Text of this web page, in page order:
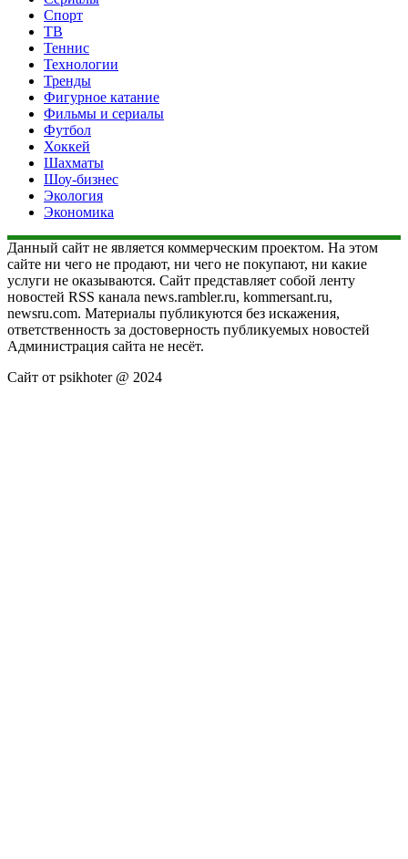
Спорт
ТВ
Теннис
Технологии
Тренды
Фигурное катание
Фильмы и сериалы
Футбол
Хоккей
Шахматы
Шоу-бизнес
Экология
Экономика
Данный сайт не является коммерческим проектом. На этом
сайте ни чего не продают, ни чего не покупают, ни какие
услуги не оказываются. Сайт представляет собой ленту
новостей RSS канала news.rambler.ru, kommersant.ru,
newsru.com. Материалы публикуются без искажения,
ответственность за достоверность публикуемых новостей
Администрация сайта не несёт.
Сайт от psikhoter @ 2024